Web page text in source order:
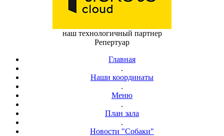
наш технологичный партнер
Репертуар
Главная
.
Наши координаты
.
Меню
.
План зала
.
Новости "Собаки"